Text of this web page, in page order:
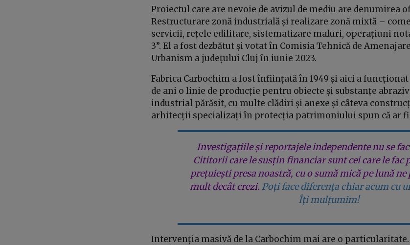
Proiectul care are nevoie de avizul de mediu are denumirea
Restructurare zonă industrială și realizare zonă mixtă –
servicii, rețele edilitare, sistematizare maluri, operațiuni
3”. El a fost dezbătut și votat în Comisia Tehnică de
Urbanism a județului Cluj în iunie 2023.
Fabrica Carbochim a fost înființată în 1949 și aici a
de ani o linie de producție pentru obiecte și substanțe
industrial părăsit, cu multe clădiri și anexe și câteva
arhitecții specializați în protecția patrimoniului spun că ar fi
Investigațiile și reportajele independente nu se
Cititorii care le susțin financiar sunt cei care le fac
prețuiești presa noastră, cu o sumă mică pe lună
mult decât crezi. Poți face diferența chiar acum cu
Îți mulțumim!
Intervenția masivă de la Carbochim mai are o particularitate.